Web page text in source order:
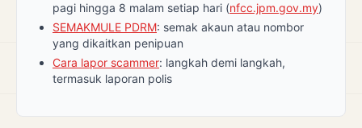
pagi hingga 8 malam setiap hari (nfcc.jpm.gov.my)
SEMAKMULE PDRM: semak akaun atau nombor
yang dikaitkan penipuan
Cara lapor scammer: langkah demi langkah,
termasuk laporan polis